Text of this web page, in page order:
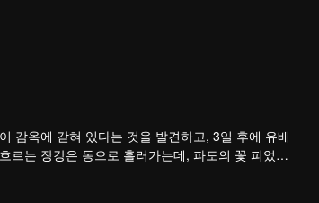
감옥에 갇혀 있다는 것을 발견하고, 3일 후에 유배
르는 장강은 동으로 흘러가는데, 파도의 꽃 피었다
없건만 석양은 붉게 물들기 몇 번이던가.